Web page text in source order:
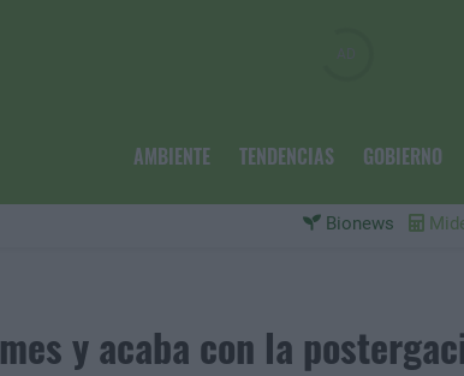
AMBIENTE TENDENCIAS GOBIERNO
Bionews
y acaba con la